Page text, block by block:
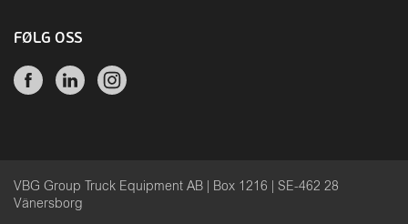
FØLG OSS
VBG Group Truck Equipment AB | Box 1216 | SE-462 28
Vänersborg